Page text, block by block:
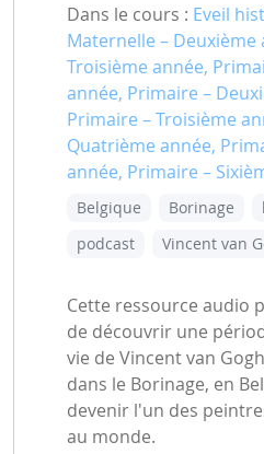
Dans le cours : Eveil
Maternelle – Deuxième
Troisième année,
année, Primaire –
Primaire – Troisième
Quatrième année,
année, Primaire –
Belgique Borinage
podcast
Vincent van
Cette ressource audio
de découvrir une
vie de Vincent van
dans le Borinage, en
devenir l'un des
au monde.